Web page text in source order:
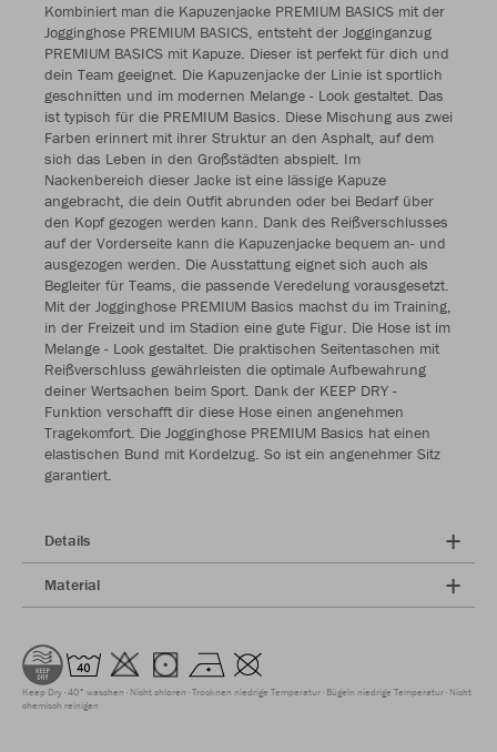
Kombiniert man die Kapuzenjacke PREMIUM BASICS mit der
Jogginghose PREMIUM BASICS, entsteht der Jogginganzug
PREMIUM BASICS mit Kapuze. Dieser ist perfekt für dich und
dein Team geeignet. Die Kapuzenjacke der Linie ist sportlich
geschnitten und im modernen Melange - Look gestaltet. Das
ist typisch für die PREMIUM Basics. Diese Mischung aus zwei
Farben erinnert mit ihrer Struktur an den Asphalt, auf dem
sich das Leben in den Großstädten abspielt. Im
Nackenbereich dieser Jacke ist eine lässige Kapuze
angebracht, die dein Outfit abrunden oder bei Bedarf über
den Kopf gezogen werden kann. Dank des Reißverschlusses
auf der Vorderseite kann die Kapuzenjacke bequem an- und
ausgezogen werden. Die Ausstattung eignet sich auch als
Begleiter für Teams, die passende Veredelung vorausgesetzt.
Mit der Jogginghose PREMIUM Basics machst du im Training,
in der Freizeit und im Stadion eine gute Figur. Die Hose ist im
Melange - Look gestaltet. Die praktischen Seitentaschen mit
Reißverschluss gewährleisten die optimale Aufbewahrung
deiner Wertsachen beim Sport. Dank der KEEP DRY -
Funktion verschafft dir diese Hose einen angenehmen
Tragekomfort. Die Jogginghose PREMIUM Basics hat einen
elastischen Bund mit Kordelzug. So ist ein angenehmer Sitz
garantiert.
Details
Material
Keep Dry 40° waschen Nicht chloren Trocknen niedrige Temperatur Bügeln niedrige Temperatur Nicht
chemisch reinigen